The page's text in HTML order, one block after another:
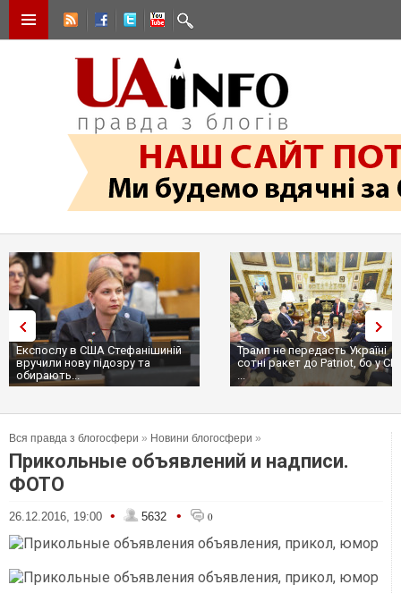
Експослу в США Стефанішиній
вручили нову підозру та
обирають...
Трамп не передасть Україні
сотні ракет до Patriot, бо у
...
Вся правда з блогосфери » Новини блогосфери »
Прикольные объявлений и надписи.
ФОТО
26.12.2016, 19:00 • 5632 • 0